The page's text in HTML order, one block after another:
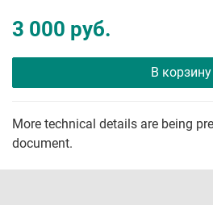
3 000 руб.
В корзину
More technical details are being
document.